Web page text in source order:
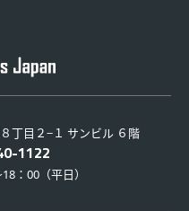
丁目２−１ サンビル ６階
1122
：00（平日）